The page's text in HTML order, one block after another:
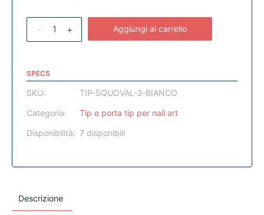
- + Aggiungi al carrello
SPECS
SKU:
TIP-SQUOVAL-2-BIANCO
Categoria:
Tip e porta tip per nail art
Disponibilità: 7 disponibili
Descrizione